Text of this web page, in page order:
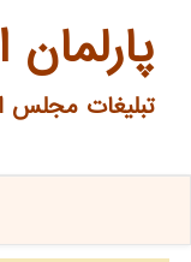
پارلمان
تبلیغات مجلس